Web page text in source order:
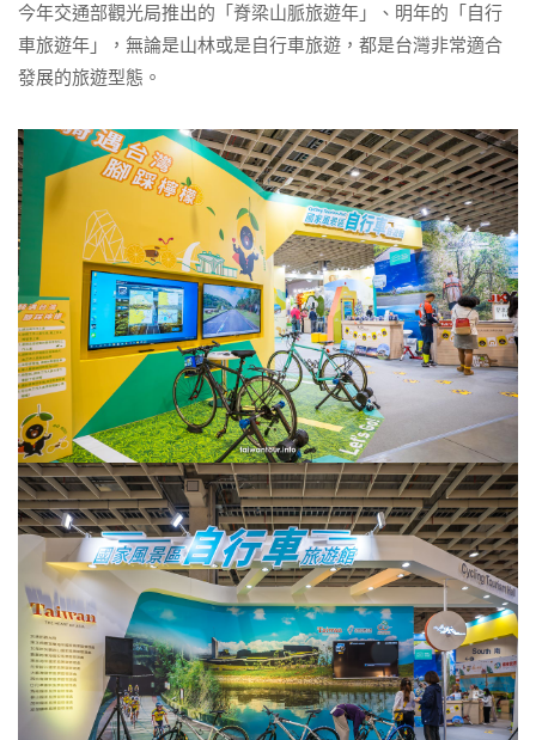
今年交通部觀光局推出的「脊梁山脈旅遊年」、明年的「自行
車旅遊年」，無論是山林或是自行車旅遊，都是台灣非常適合
發展的旅遊型態。